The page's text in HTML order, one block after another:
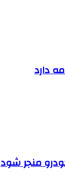
دارد
خودرو منجر شود